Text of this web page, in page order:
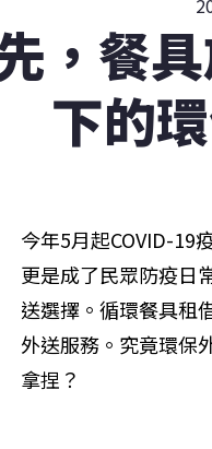
，餐
下的
今年5月起COVID-19
更是成了民眾防疫日
送選擇。循環餐具租
外送服務。究竟環保
拿捏？